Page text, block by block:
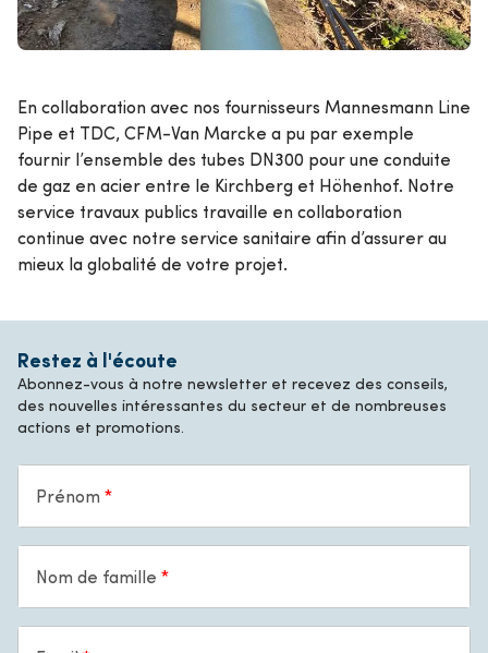
En collaboration avec nos fournisseurs Mannesmann Line
Pipe et TDC, CFM-Van Marcke a pu par exemple
fournir l’ensemble des tubes DN300 pour une conduite
de gaz en acier entre le Kirchberg et Höhenhof. Notre
service travaux publics travaille en collaboration
continue avec notre service sanitaire afin d’assurer au
mieux la globalité de votre projet.
Restez à l'écoute
Abonnez-vous à notre newsletter et recevez des conseils,
des nouvelles intéressantes du secteur et de nombreuses
actions et promotions.
Prénom
Nom de famille